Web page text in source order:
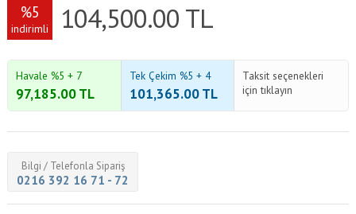
%5
indirimli 104,500.00 TL
Havale %5 + 7
97,185.00TL
Tek Çekim %5 + 4
101,365.00TL
Taksit seçenekleri
için tıklayın
Bilgi / Telefonla Sipariş
0216 392 16 71 - 72